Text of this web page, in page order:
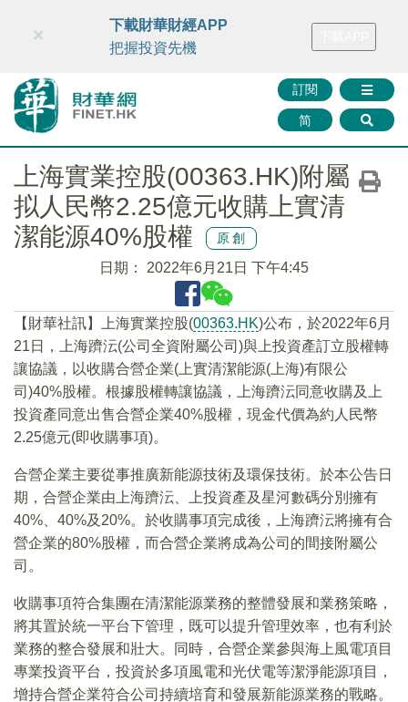
財華智庫網 FINTV FINMETA 財華證券 媒體矩陣
訂閱
简
×
下載財華財經APP
把握投資先機
上海實業控股(00363.HK)附屬
拟人民幣2.25億元收購上實清
潔能源40%股權
原創
日期： 2022年6月21日 下午4:45
【財華社訊】上海實業控股(00363.HK)公布，於2022年6月
21日，上海躋沄(公司全資附屬公司)與上投資產訂立股權轉
讓協議，以收購合營企業(上實清潔能源(上海)有限公
司)40%股權。根據股權轉讓協議，上海躋沄同意收購及上
投資產同意出售合營企業40%股權，現金代價為約人民幣
2.25億元(即收購事項)。
合營企業主要從事推廣新能源技術及環保技術。於本公告日
期，合營企業由上海躋沄、上投資產及星河數碼分別擁有
40%、40%及20%。於收購事項完成後，上海躋沄將擁有合
營企業的80%股權，而合營企業將成為公司的間接附屬公
司。
收購事項符合集團在清潔能源業務的整體發展和業務策略，
將其置於統一平台下管理，既可以提升管理效率，也有利於
業務的整合發展和壯大。同時，合營企業參與海上風電項目
專業投資平台，投資於多項風電和光伏電等潔淨能源項目，
增持合營企業符合公司持續培育和發展新能源業務的戰略。